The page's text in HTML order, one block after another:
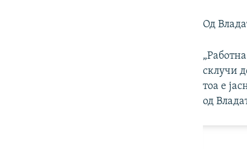
Од
склучи
тоа е
од